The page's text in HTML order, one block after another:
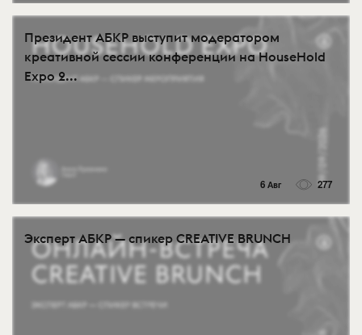
Президент АБКР выступит модератором
креативной сессии конференции на HouseHold
Expo 2...
6 Авг 277
Эксперт АБКР — спикер CREATIVE BRUNCH